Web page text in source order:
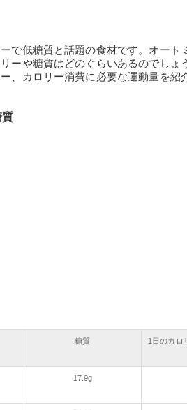
で低糖質と話題の食材です。オート
ーや糖質はどのぐらいあるのでしょ
、カロリー消費に必要な運動量を紹
質
糖質
1日のカロ
17.9g